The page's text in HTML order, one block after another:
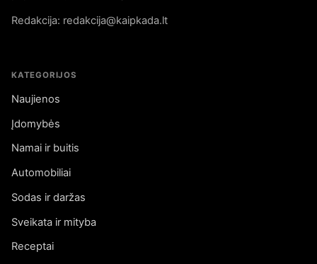
Redakcija: redakcija@kaipkada.lt
KATEGORIJOS
Naujienos
Įdomybės
Namai ir buitis
Automobiliai
Sodas ir daržas
Sveikata ir mityba
Receptai